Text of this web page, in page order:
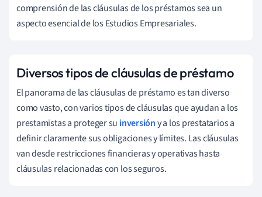
comprensión de las cláusulas de los préstamos sea un
aspecto esencial de los Estudios Empresariales.
Diversos tipos de cláusulas de préstamo
El panorama de las cláusulas de préstamo es tan diverso
como vasto, con varios tipos de cláusulas que ayudan a los
prestamistas a proteger su inversióny a los prestatarios a
definir claramente sus obligaciones y límites. Las cláusulas
van desde restricciones financieras y operativas hasta
cláusulas relacionadas con los seguros.